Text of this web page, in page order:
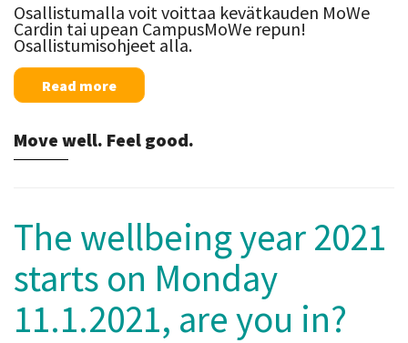
Osallistumalla voit voittaa kevätkauden MoWe
Cardin tai upean CampusMoWe repun!
Osallistumisohjeet alla.
Read more
Move well. Feel good.
The wellbeing year 2021
starts on Monday
11.1.2021, are you in?